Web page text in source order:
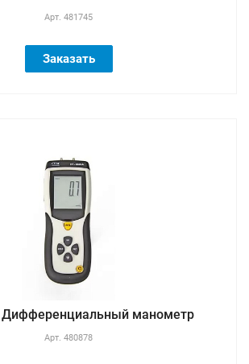
Арт. 481745
Заказать
Дифференциальный манометр
Арт. 480878